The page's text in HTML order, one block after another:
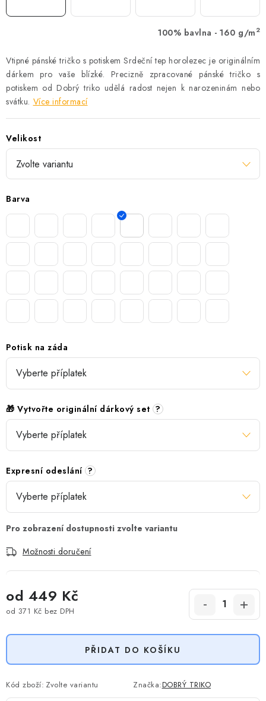
100% bavlna - 160 g/m 2
Vtipné pánské tričko s potiskem Srdeční tep horolezec je originálním
dárkem pro vaše blízké. Precizně zpracované pánské tričko s
potiskem od Dobrý triko udělá radost nejen k narozeninám nebo
svátku. Více informací
Velikost
Barva
Potisk na záda
🎁 Vytvořte originální dárkový set ?
Expresní odeslání ?
Možnosti doručení
od 449 Kč
od 371 Kč bez DPH
PŘIDAT DO KOŠÍKU
Kód zboží: Zvolte variantu Značka:DOBRÝ TRIKO